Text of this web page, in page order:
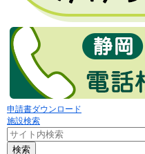
申請書ダウンロード
施設検索
検索